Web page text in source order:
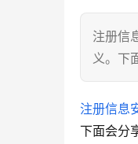
注册信
义。下
注册信息
下面会分